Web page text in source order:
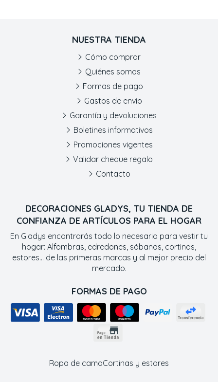
DECORACIONES GLADYS, TU TIENDA DE
CONFIANZA DE ARTÍCULOS PARA EL HOGAR
En Gladys encontrarás todo lo necesario para vestir tu
hogar: Alfombras, edredones, sábanas, cortinas,
estores... de las primeras marcas y al mejor precio del
mercado.
FORMAS DE PAGO
NUESTRA TIENDA
Cómo comprar
Quiénes somos
Formas de pago
Gastos de envío
Garantía y devoluciones
Boletines informativos
Promociones vigentes
Validar cheque regalo
Contacto
Ropa de camaCortinas y estores